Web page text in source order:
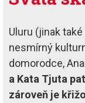
Uluru (jinak
nesmírný
domorodce,
a Kata Tjuta
zároveň je